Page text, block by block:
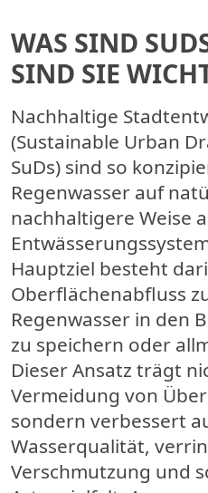
WAS SIND
SIND SIE
Nachhaltige
(Sustainable Urban
SuDs) sind so
Regenwasser auf
nachhaltigere Weise
Hauptziel besteht
Oberflächenabfluss
Regenwasser in den
zu speichern oder
Dieser Ansatz trägt
Vermeidung von
sondern verbessert
Wasserqualität,
Verschmutzung und